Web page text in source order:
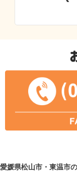
愛媛県松山市・東温市